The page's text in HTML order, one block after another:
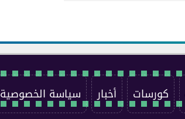
كورسات أخبار سياسة الخصوصية